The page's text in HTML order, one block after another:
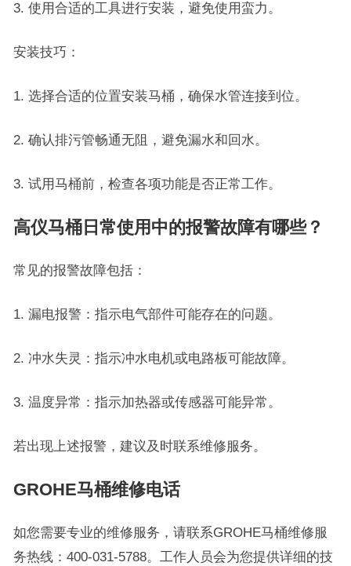
3. 使用合适的工具进行安装，避免使用蛮力。
安装技巧：
1. 选择合适的位置安装马桶，确保水管连接到位。
2. 确认排污管畅通无阻，避免漏水和回水。
3. 试用马桶前，检查各项功能是否正常工作。
高仪马桶日常使用中的报警故障有哪些？
常见的报警故障包括：
1. 漏电报警：指示电气部件可能存在的问题。
2. 冲水失灵：指示冲水电机或电路板可能故障。
3. 温度异常：指示加热器或传感器可能异常。
若出现上述报警，建议及时联系维修服务。
GROHE马桶维修电话
如您需要专业的维修服务，请联系GROHE马桶维修服
务热线：400-031-5788。工作人员会为您提供详细的技